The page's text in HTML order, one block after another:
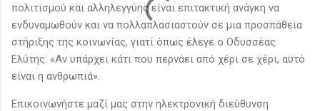
πολιτισμού και αλληλεγγύης είναι επιτακτική ανάγκη να
ενδυναμωθούν και να πολλαπλασιαστούν σε μια προσπάθεια
στήριξης της κοινωνίας, γιατί όπως έλεγε ο Οδυσσέας
Ελύτης: «Αν υπάρχει κάτι που περνάει από χέρι σε χέρι, αυτό
είναι η ανθρωπιά».
Επικοινωνήστε μαζί μας στην ηλεκτρονική διεύθυνση